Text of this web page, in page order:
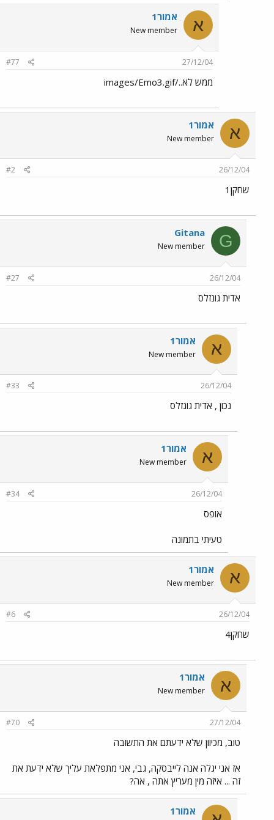
א אמור1
New member
27/12/04
#77
ממש לא../images/Emo3.gif
א אמור1
New member
26/12/04
#2
שחקן1
G
Gitana
New member
26/12/04
#27
אדית גונזלס
א אמור1
New member
26/12/04
#33
נכון , אדית גונזלס
א אמור1
New member
26/12/04
#34
אופס
טעיתי בתמונה
א אמור1
New member
26/12/04
#6
שחקן4
א אמור1
New member
27/12/04
#70
טוב, מכיוון שלא ידעתם את התשובה
אז אני יגלה אנה לייבסקה, גבי, אני מתפלאת עליך שלא ידעת את
זה ... איזה מין מעריץ אתה , אה?
אמור1